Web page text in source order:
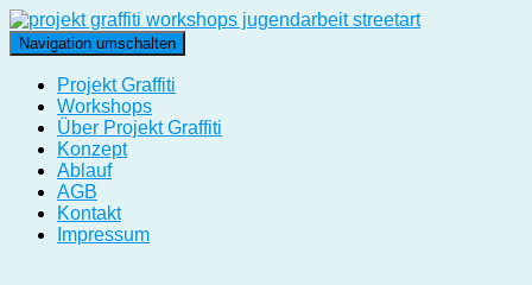
Navigation umschalten
Projekt Graffiti
Workshops
Über Projekt Graffiti
Konzept
Ablauf
AGB
Kontakt
Impressum